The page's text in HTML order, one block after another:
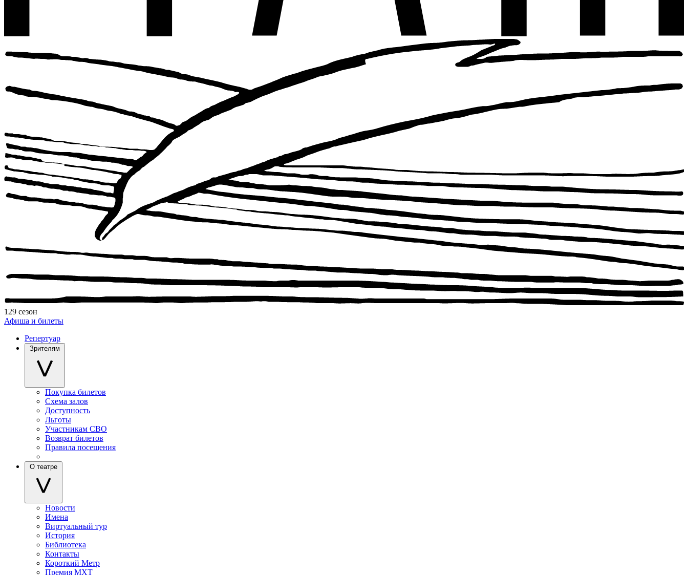
129 сезон
Афиша и билеты
Репертуар
Зрителям
Покупка билетов
Схема залов
Доступность
Льготы
Участникам СВО
Возврат билетов
Правила посещения
О театре
Новости
Имена
Виртуальный тур
История
Библиотека
Контакты
Короткий Метр
Премия МХТ